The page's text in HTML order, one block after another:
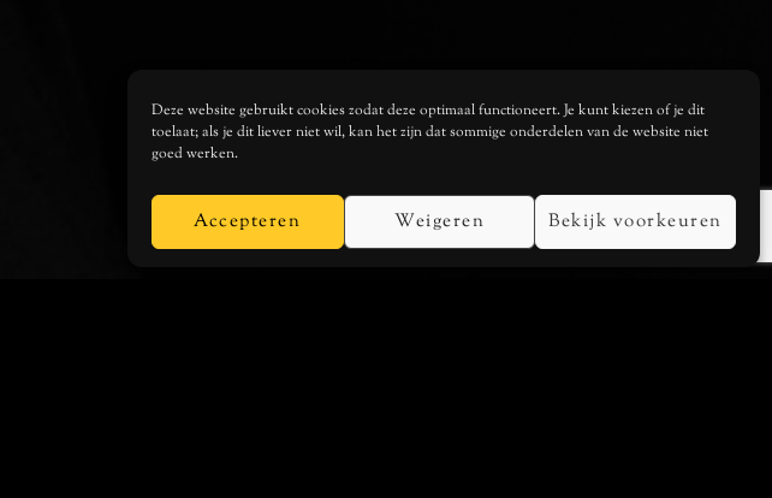
Deze website gebruikt cookies zodat deze optimaal functioneert. Je kunt kiezen of je dit
toelaat; als je dit liever niet wil, kan het zijn dat sommige onderdelen van de website niet
goed werken.
Accepteren Weigeren Bekijk voorkeuren